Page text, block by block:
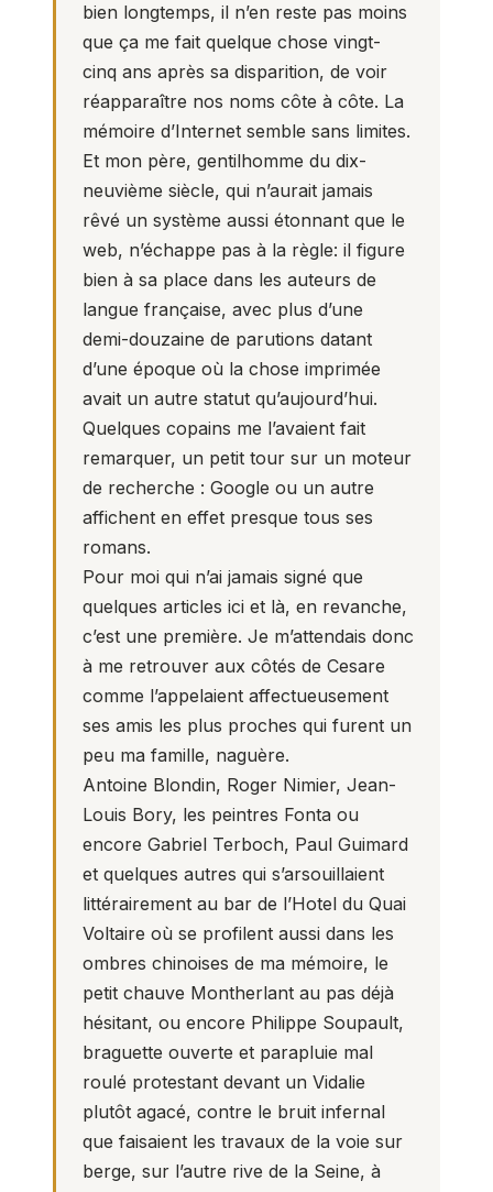
bien longtemps, il n’en reste pas moins
que ça me fait quelque chose vingt-
cinq ans après sa disparition, de voir
réapparaître nos noms côte à côte. La
mémoire d’Internet semble sans limites.
Et mon père, gentilhomme du dix-
neuvième siècle, qui n’aurait jamais
rêvé un système aussi étonnant que le
web, n’échappe pas à la règle: il figure
bien à sa place dans les auteurs de
langue française, avec plus d’une
demi-douzaine de parutions datant
d’une époque où la chose imprimée
avait un autre statut qu’aujourd’hui.
Quelques copains me l’avaient fait
remarquer, un petit tour sur un moteur
de recherche : Google ou un autre
affichent en effet presque tous ses
romans.
Pour moi qui n’ai jamais signé que
quelques articles ici et là, en revanche,
c’est une première. Je m’attendais donc
à me retrouver aux côtés de Cesare
comme l’appelaient affectueusement
ses amis les plus proches qui furent un
peu ma famille, naguère.
Antoine Blondin, Roger Nimier, Jean-
Louis Bory, les peintres Fonta ou
encore Gabriel Terboch, Paul Guimard
et quelques autres qui s’arsouillaient
littérairement au bar de l’Hotel du Quai
Voltaire où se profilent aussi dans les
ombres chinoises de ma mémoire, le
petit chauve Montherlant au pas déjà
hésitant, ou encore Philippe Soupault,
braguette ouverte et parapluie mal
roulé protestant devant un Vidalie
plutôt agacé, contre le bruit infernal
que faisaient les travaux de la voie sur
berge, sur l’autre rive de la Seine, à